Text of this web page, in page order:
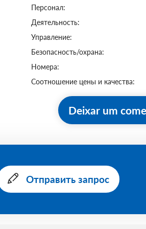
Персонал:
Деятельность:
Управление:
Безопасность/охрана:
Номера:
Соотношение цены и качества:
Deixar um
Отправить запрос